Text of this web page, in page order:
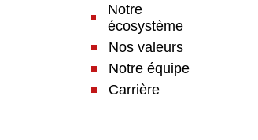
Notre
écosystème
Nos valeurs
Notre équipe
Carrière